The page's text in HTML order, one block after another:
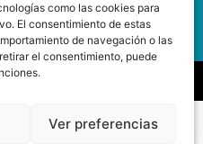
como las cookies para
El consentimiento de estas
de navegación o las
el consentimiento, puede
Ver preferencias